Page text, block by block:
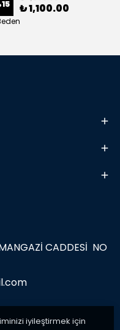
iyileştirmek için
15 ₺ 1,100.00
CADDESİ NO